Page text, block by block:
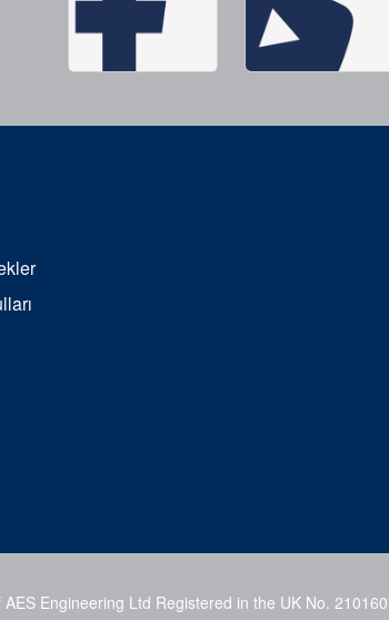
Engineering Ltd Registered in the UK No.